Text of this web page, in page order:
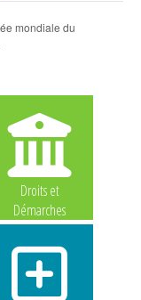
mondiale du
Droits et
Démarches